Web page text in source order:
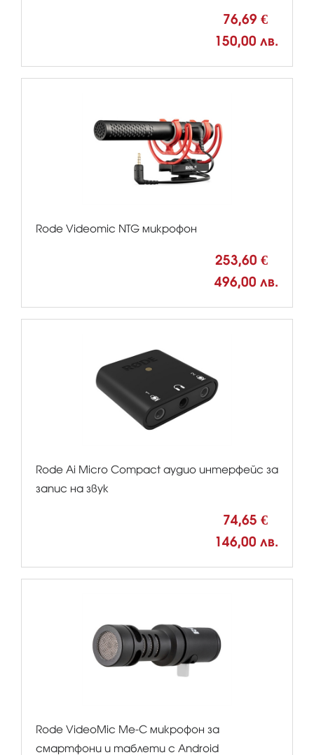
76,69 €
150,00 лв.
Rode Videomic NTG микрофон
253,60 €
496,00 лв.
Rode Ai Micro Compact аудио интерфейс за
запис на звук
74,65 €
146,00 лв.
Rode VideoMic Me-C микрофон за
смартфони и таблети с Android